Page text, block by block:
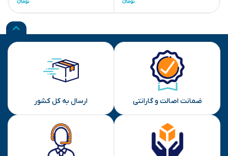
ضمانت اصالت و گارانتی ارسال به کل کشور